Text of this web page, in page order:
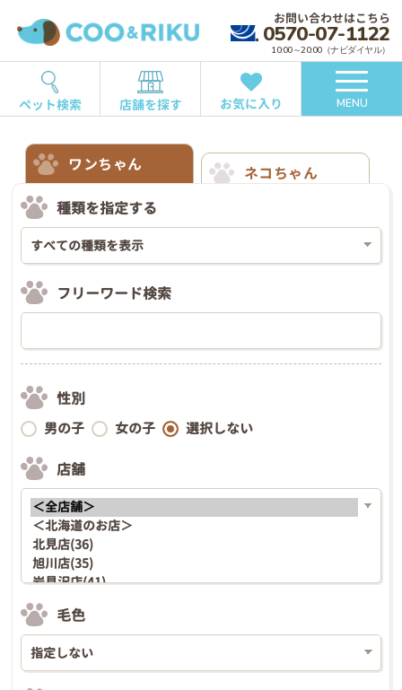
お問い合わせはこちら
0570-07-1122
10:00～20:00（ナビダイヤル）
ペット検索 店舗を探す お気に入り MENU
ワンちゃん
ネコちゃん
種類を指定する
フリーワード検索
性別
男の子 女の子 選択しない
店舗
毛色